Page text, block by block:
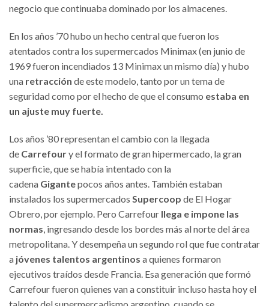
negocio que continuaba dominado por los almacenes.
En los años ’70 hubo un hecho central que fueron los
atentados contra los supermercados Minimax (en junio de
1969 fueron incendiados 13 Minimax un mismo día) y hubo
una retracción de este modelo, tanto por un tema de
seguridad como por el hecho de que el consumo estaba en
un ajuste muy fuerte.
Los años ’80 representan el cambio con la llegada
de Carrefoury el formato de gran hipermercado, la gran
superficie, que se había intentado con la
cadena Gigantepocos años antes. También estaban
instalados los supermercados Supercoop de El Hogar
Obrero, por ejemplo. Pero Carrefour llega e impone las
normas, ingresando desde los bordes más al norte del área
metropolitana. Y desempeña un segundo rol que fue contratar
a jóvenes talentos argentinos a quienes formaron
ejecutivos traídos desde Francia. Esa generación que formó
Carrefour fueron quienes van a constituir incluso hasta hoy el